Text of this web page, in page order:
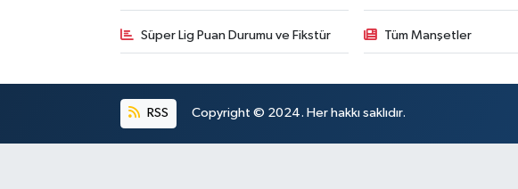
Süper Lig Puan Durumu ve Fikstür Tüm Manşetler
RSS Copyright © 2024. Her hakkı saklıdır.